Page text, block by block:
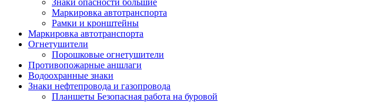
Знаки опасности большие
Маркировка автотранспорта
Рамки и кронштейны
Маркировка автотранспорта
Огнетушители
Порошковые огнетушители
Противопожарные аншлаги
Водоохранные знаки
Знаки нефтепровода и газопровода
Планшеты Безопасная работа на буровой